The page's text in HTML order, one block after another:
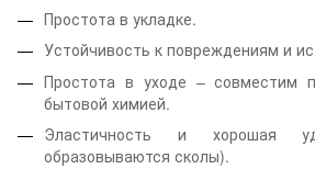
Простота в укладке.
Устойчивость к повреждениям и
Простота в уходе – совместим
бытовой химией.
Эластичность и хорошая
образовываются сколы).